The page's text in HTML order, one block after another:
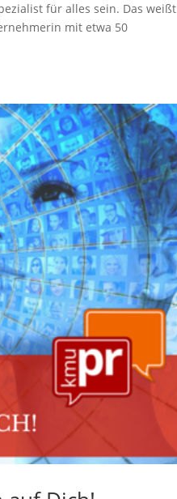
für alles sein. Das weißt
mit etwa 50